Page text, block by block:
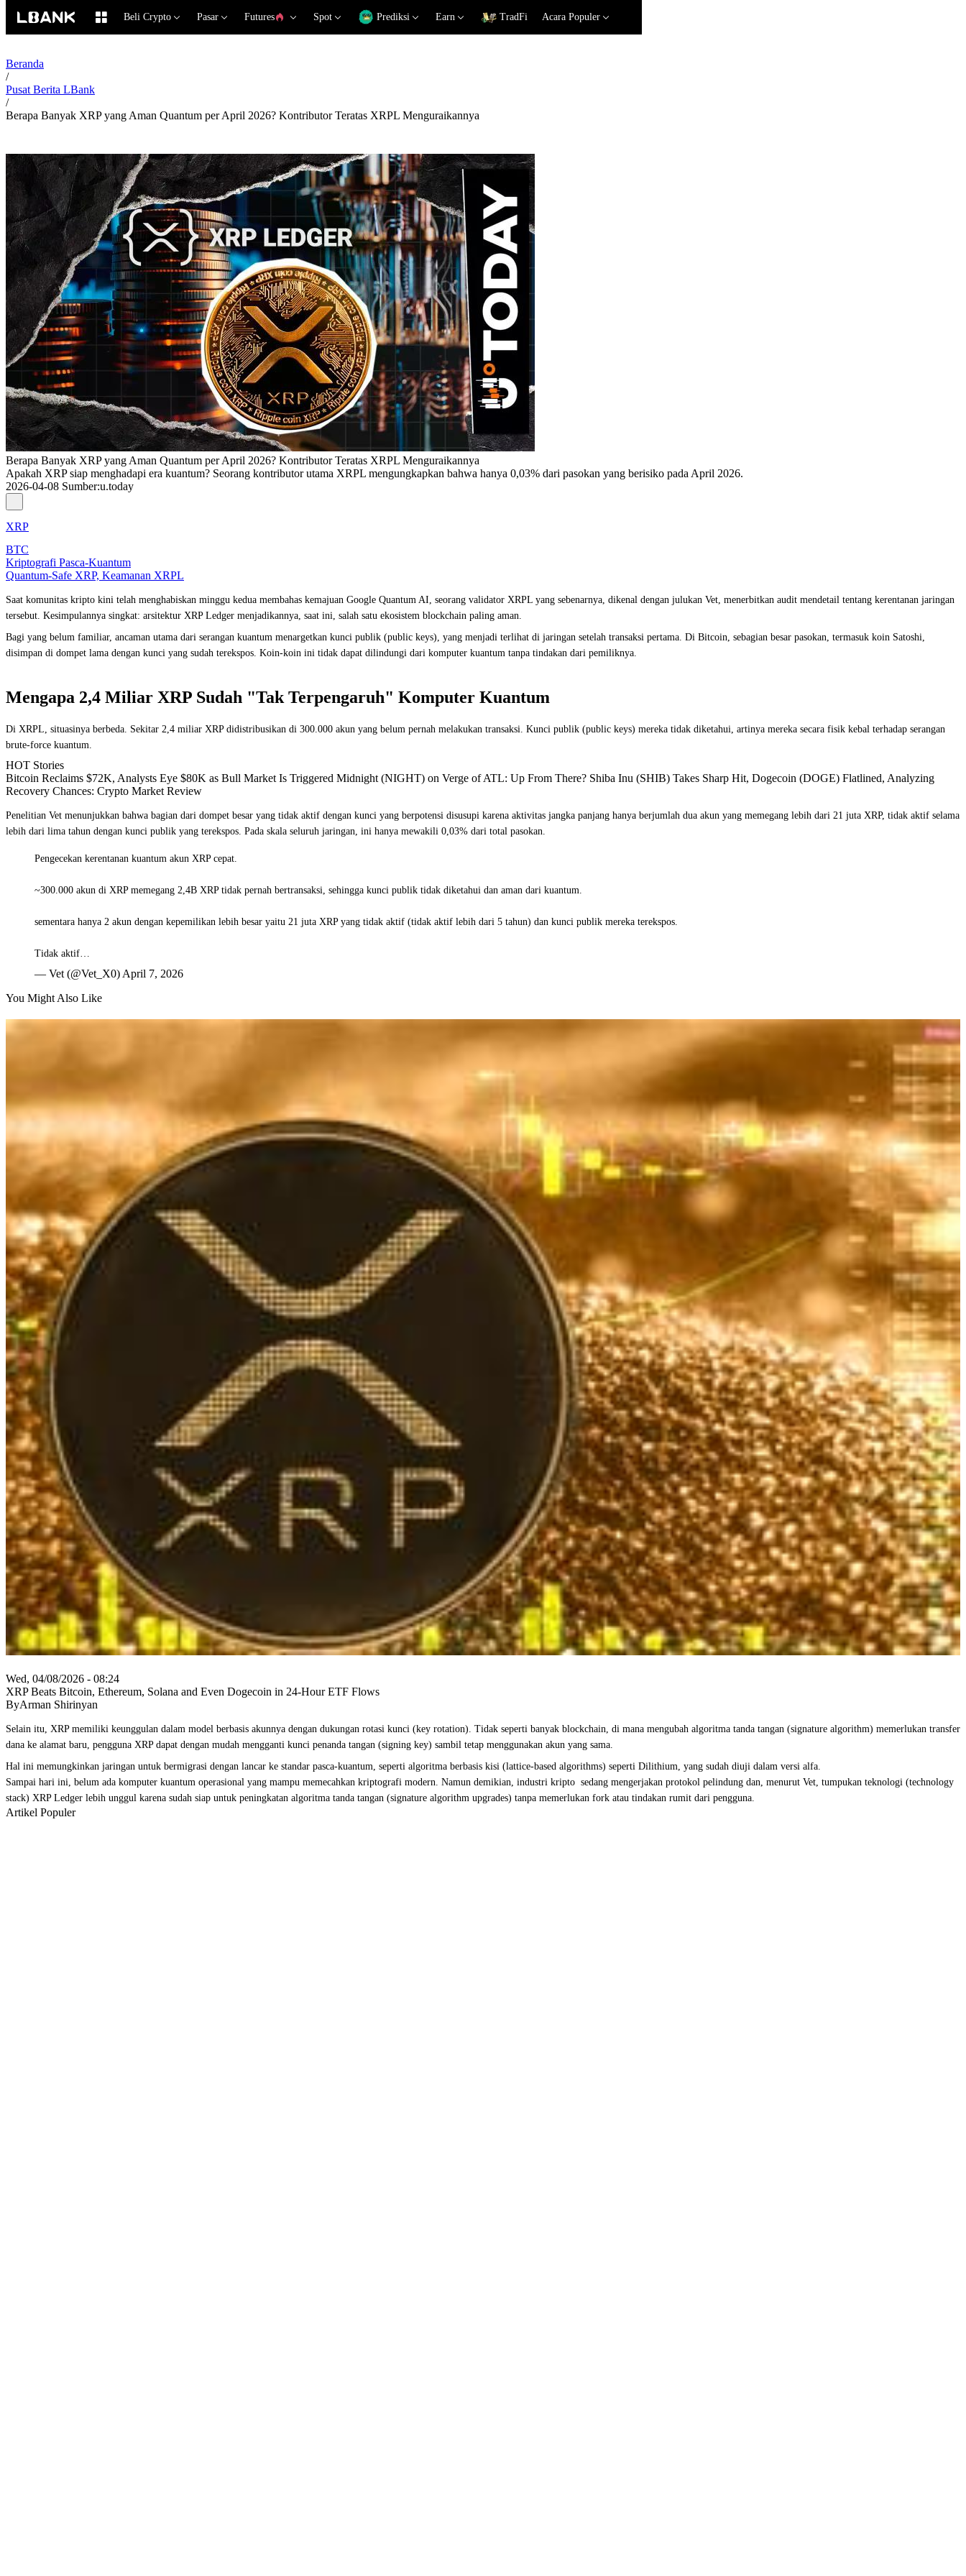
Beli Crypto Pasar Futures Spot Prediksi Earn TradFi Acara Populer
Beranda
/
Pusat Berita LBank
/
Berapa Banyak XRP yang Aman Quantum per April 2026? Kontributor Teratas XRPL Menguraikannya
Berapa Banyak XRP yang Aman Quantum per April 2026? Kontributor Teratas XRPL Menguraikannya
Apakah XRP siap menghadapi era kuantum? Seorang kontributor utama XRPL mengungkapkan bahwa hanya 0,03% dari pasokan yang berisiko pada April 2026.
2026-04-08 Sumber:u.today
XRP
BTC
Kriptografi Pasca-Kuantum
Quantum-Safe XRP, Keamanan XRPL
Saat komunitas kripto kini telah menghabiskan minggu kedua membahas kemajuan Google Quantum AI, seorang validator XRPL yang sebenarnya, dikenal dengan julukan Vet, menerbitkan audit mendetail tentang kerentanan jaringan
tersebut. Kesimpulannya singkat: arsitektur XRP Ledger menjadikannya, saat ini, salah satu ekosistem blockchain paling aman.
Bagi yang belum familiar, ancaman utama dari serangan kuantum menargetkan kunci publik (public keys), yang menjadi terlihat di jaringan setelah transaksi pertama. Di Bitcoin, sebagian besar pasokan, termasuk koin Satoshi,
disimpan di dompet lama dengan kunci yang sudah terekspos. Koin-koin ini tidak dapat dilindungi dari komputer kuantum tanpa tindakan dari pemiliknya.
Mengapa 2,4 Miliar XRP Sudah "Tak Terpengaruh" Komputer Kuantum
Di XRPL, situasinya berbeda. Sekitar 2,4 miliar XRP didistribusikan di 300.000 akun yang belum pernah melakukan transaksi. Kunci publik (public keys) mereka tidak diketahui, artinya mereka secara fisik kebal terhadap serangan
brute-force kuantum.
HOT Stories
Bitcoin Reclaims $72K, Analysts Eye $80K as Bull Market Is Triggered Midnight (NIGHT) on Verge of ATL: Up From There? Shiba Inu (SHIB) Takes Sharp Hit, Dogecoin (DOGE) Flatlined, Analyzing
Recovery Chances: Crypto Market Review
Penelitian Vet menunjukkan bahwa bagian dari dompet besar yang tidak aktif dengan kunci yang berpotensi disusupi karena aktivitas jangka panjang hanya berjumlah dua akun yang memegang lebih dari 21 juta XRP, tidak aktif selama
lebih dari lima tahun dengan kunci publik yang terekspos. Pada skala seluruh jaringan, ini hanya mewakili 0,03% dari total pasokan.
Pengecekan kerentanan kuantum akun XRP cepat.
~300.000 akun di XRP memegang 2,4B XRP tidak pernah bertransaksi, sehingga kunci publik tidak diketahui dan aman dari kuantum.
sementara hanya 2 akun dengan kepemilikan lebih besar yaitu 21 juta XRP yang tidak aktif (tidak aktif lebih dari 5 tahun) dan kunci publik mereka terekspos.
Tidak aktif…
— Vet (@Vet_X0) April 7, 2026
You Might Also Like
Wed, 04/08/2026 - 08:24
XRP Beats Bitcoin, Ethereum, Solana and Even Dogecoin in 24-Hour ETF Flows
ByArman Shirinyan
Selain itu, XRP memiliki keunggulan dalam model berbasis akunnya dengan dukungan rotasi kunci (key rotation). Tidak seperti banyak blockchain, di mana mengubah algoritma tanda tangan (signature algorithm) memerlukan transfer
dana ke alamat baru, pengguna XRP dapat dengan mudah mengganti kunci penanda tangan (signing key) sambil tetap menggunakan akun yang sama.
Hal ini memungkinkan jaringan untuk bermigrasi dengan lancar ke standar pasca-kuantum, seperti algoritma berbasis kisi (lattice-based algorithms) seperti Dilithium, yang sudah diuji dalam versi alfa.
Sampai hari ini, belum ada komputer kuantum operasional yang mampu memecahkan kriptografi modern. Namun demikian, industri kripto sedang mengerjakan protokol pelindung dan, menurut Vet, tumpukan teknologi (technology
stack) XRP Ledger lebih unggul karena sudah siap untuk peningkatan algoritma tanda tangan (signature algorithm upgrades) tanpa memerlukan fork atau tindakan rumit dari pengguna.
Artikel Populer